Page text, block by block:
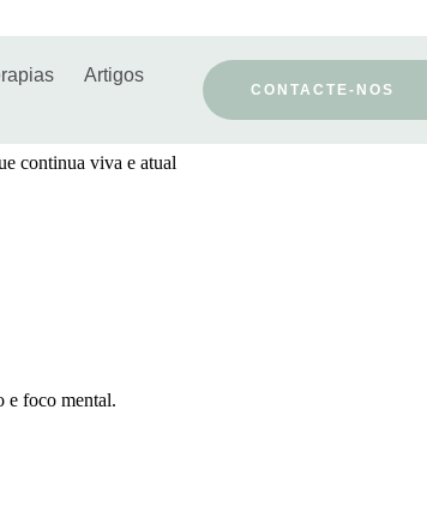
Artigos
CONTACTE-NOS
continua viva e atual
e foco mental.